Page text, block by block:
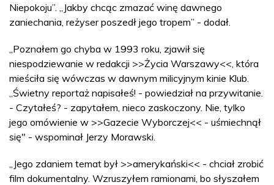
Niepokoju”. „Jakby chcąc zmazać winę dawnego
zaniechania, reżyser poszedł jego tropem” - dodał.
„Poznałem go chyba w 1993 roku, zjawił się
niespodziewanie w redakcji >>Życia Warszawy<<, która
mieściła się wówczas w dawnym milicyjnym kinie Klub.
„Świetny reportaż napisałeś! - powiedział na przywitanie.
- Czytałeś? - zapytałem, nieco zaskoczony. Nie, tylko
jego omówienie w >>Gazecie Wyborczej<< - uśmiechnął
się" - wspominał Jerzy Morawski.
„Jego zdaniem temat był >>amerykański<< - chciał zrobić
film dokumentalny. Wzruszyłem ramionami, bo słyszałem